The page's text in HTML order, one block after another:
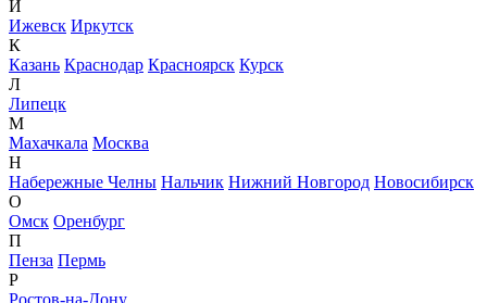
И
Ижевск Иркутск
К
Казань Краснодар Красноярск Курск
Л
Липецк
М
Махачкала Москва
Н
Набережные Челны Нальчик Нижний Новгород Новосибирск
О
Омск Оренбург
П
Пенза Пермь
Р
Ростов-на-Дону